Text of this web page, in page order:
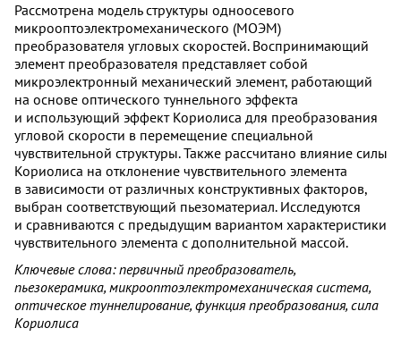
Рассмотрена модель структуры одноосевого
микрооптоэлектромеханического (МОЭМ)
преобразователя угловых скоростей. Воспринимающий
элемент преобразователя представляет собой
микроэлектронный механический элемент, работающий
на основе оптического туннельного эффекта
и использующий эффект Кориолиса для преобразования
угловой скорости в перемещение специальной
чувствительной структуры. Также рассчитано влияние силы
Кориолиса на отклонение чувствительного элемента
в зависимости от различных конструктивных факторов,
выбран соответствующий пьезоматериал. Исследуются
и сравниваются с предыдущим вариантом характеристики
чувствительного элемента с дополнительной массой.
Ключевые слова: первичный преобразователь,
пьезокерамика, микрооптоэлектромеханическая система,
оптическое туннелирование, функция преобразования, сила
Кориолиса